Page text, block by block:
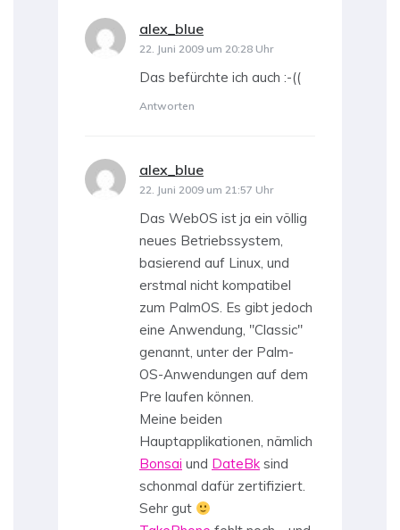
alex_blue
22. Juni 2009 um 20:28 Uhr
Das befürchte ich auch :-((
Antworten
alex_blue
22. Juni 2009 um 21:57 Uhr
Das WebOS ist ja ein völlig
neues Betriebssystem,
basierend auf Linux, und
erstmal nicht kompatibel
zum PalmOS. Es gibt jedoch
eine Anwendung, "Classic"
genannt, unter der Palm-
OS-Anwendungen auf dem
Pre laufen können.
Meine beiden
Hauptapplikationen, nämlich
Bonsai und DateBksind
schonmal dafür zertifiziert.
Sehr gut